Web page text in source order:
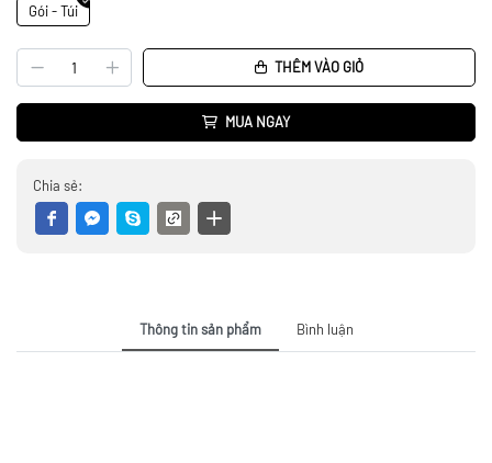
Gói - Túi
THÊM VÀO GIỎ
MUA NGAY
Chia sẻ:
Thông tin sản phẩm Bình luận